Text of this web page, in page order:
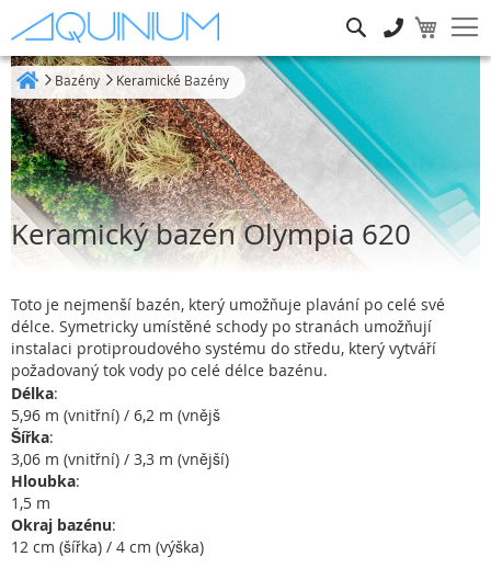
Bazény Keramické Bazény
Keramický bazén Olympia 620
Toto je nejmenší bazén, který umožňuje plavání po celé své
délce. Symetricky umístěné schody po stranách umožňují
instalaci protiproudového systému do středu, který vytváří
požadovaný tok vody po celé délce bazénu.
Délka:
5,96 m (vnitřní) / 6,2 m (vnějš
Šířka:
3,06 m (vnitřní) / 3,3 m (vnější)
Hloubka:
1,5 m
Okraj bazénu:
12 cm (šířka) / 4 cm (výška)